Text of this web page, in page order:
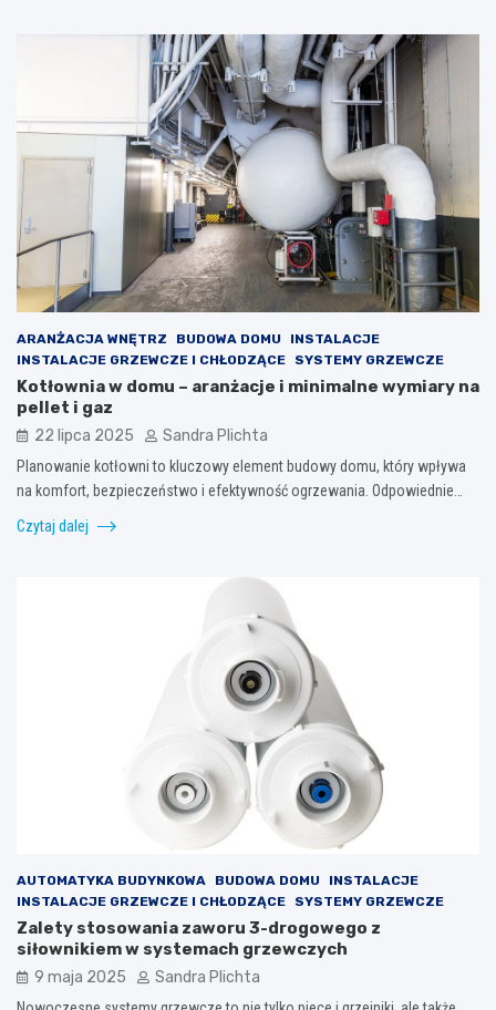
ARANŻACJA WNĘTRZ BUDOWA DOMU
INSTALACJE
INSTALACJE GRZEWCZE I CHŁODZĄCE
SYSTEMY GRZEWCZE
Kotłownia w domu – aranżacje i minimalne wymiary na
pellet i gaz
22 lipca 2025 Sandra Plichta
Planowanie kotłowni to kluczowy element budowy domu, który wpływa
na komfort, bezpieczeństwo i efektywność ogrzewania. Odpowiednie…
Czytaj dalej
AUTOMATYKA BUDYNKOWA BUDOWA DOMU
INSTALACJE
INSTALACJE GRZEWCZE I CHŁODZĄCE
SYSTEMY GRZEWCZE
Zalety stosowania zaworu 3-drogowego z
siłownikiem w systemach grzewczych
9 maja 2025 Sandra Plichta